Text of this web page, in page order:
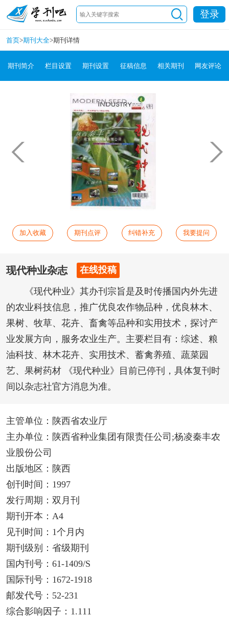
登录
首页>期刊大全>期刊详情
期刊简介 栏目设置 期刊设置 征稿信息 相关期刊 网友评论
加入收藏 期刊点评 纠错补充 我要提问
现代种业杂志 在线投稿
《现代种业》其办刊宗旨是及时传播国内外先进
的农业科技信息，推广优良农作物品种，优良林木、
果树、牧草、花卉、畜禽等品种和实用技术，探讨产
业发展方向，服务农业生产。主要栏目有：综述、粮
油科技、林木花卉、实用技术、蓄禽养殖、蔬菜园
艺、果树药材 《现代种业》目前已停刊，具体复刊时
间以杂志社官方消息为准。
主管单位：陕西省农业厅
主办单位：陕西省种业集团有限责任公司;杨凌秦丰农
业股份公司
出版地区：陕西
创刊时间：1997
发行周期：双月刊
期刊开本：A4
见刊时间：1个月内
期刊级别：省级期刊
国内刊号：61-1409/S
国际刊号：1672-1918
邮发代号：52-231
综合影响因子：1.111